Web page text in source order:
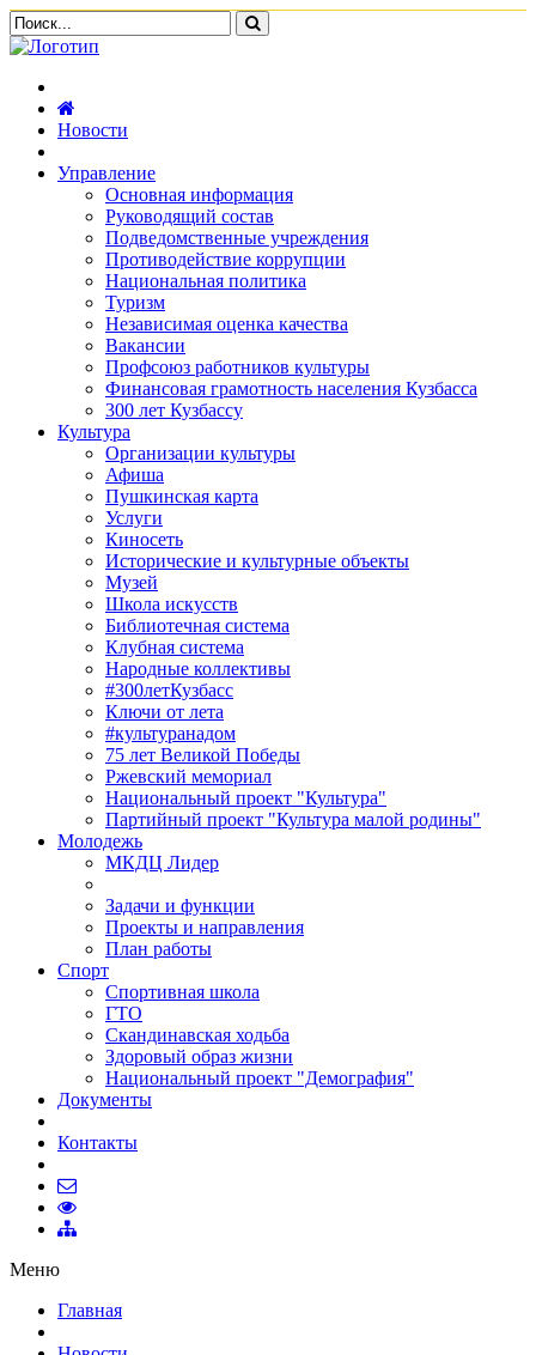
Новости
Управление
Основная информация
Руководящий состав
Подведомственные учреждения
Противодействие коррупции
Национальная политика
Туризм
Независимая оценка качества
Вакансии
Профсоюз работников культуры
Финансовая грамотность населения Кузбасса
300 лет Кузбассу
Культура
Организации культуры
Афиша
Пушкинская карта
Услуги
Киносеть
Исторические и культурные объекты
Музей
Школа искусств
Библиотечная система
Клубная система
Народные коллективы
#300летКузбасс
Ключи от лета
#культуранадом
75 лет Великой Победы
Ржевский мемориал
Национальный проект "Культура"
Партийный проект "Культура малой родины"
Молодежь
МКДЦ Лидер
Задачи и функции
Проекты и направления
План работы
Спорт
Спортивная школа
ГТО
Скандинавская ходьба
Здоровый образ жизни
Национальный проект "Демография"
Документы
Контакты
Меню
Главная